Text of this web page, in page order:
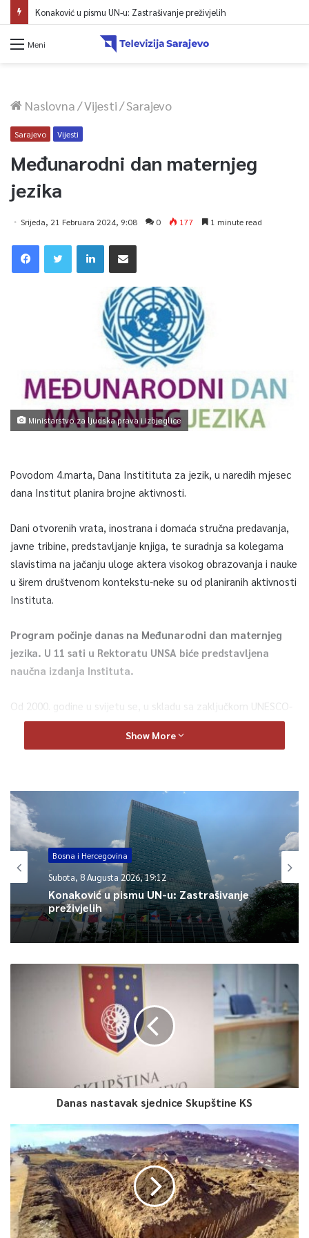
Konaković u pismu UN-u: Zastrašivanje preživjelih
Meni
Naslovna/Vijesti/Sarajevo
Sarajevo Vijesti
Međunarodni dan maternjeg
jezika
Srijeda, 21 Februara 2024, 9:08 0 177 1 minute read
Ministarstvo za ljudska prava i izbjeglice
Povodom 4.marta, Dana Institituta za jezik, u naredih mjesec
dana Institut planira brojne aktivnosti.
Dani otvorenih vrata, inostrana i domaća stručna predavanja,
javne tribine, predstavljanje knjiga, te suradnja sa kolegama
slavistima na jačanju uloge aktera visokog obrazovanja i nauke
u širem društvenom kontekstu-neke su od planiranih aktivnosti
Instituta.
Program počinje danas na Međunarodni dan maternjeg
jezika. U 11 sati u Rektoratu UNSA biće predstavljena
naučna izdanja Instituta.
Od 2000. godine u svijetu se, u skladu sa zaključkom UNESCO-
a, obilježava 21. februar kao Dan maternjeg jezika, koji je dio
kulturnog identiteta naroda, tačka prepoznavanja, različitosti,
osjetljivo mjesto tolerancije prema drugom i drugačijem.
U svijetu se govori oko 6.000 jezika, a prema prognozama
lingvista, do kraja 21. vijeka više od polovine, čak i do dvije
trećine će odumrijeti.
0
Article Rating
Show More
Bosna i Hercegovina
Subota, 8 Augusta 2026, 19:12
Konaković u pismu UN-u: Zastrašivanje
preživjelih
Danas nastavak sjednice Skupštine KS